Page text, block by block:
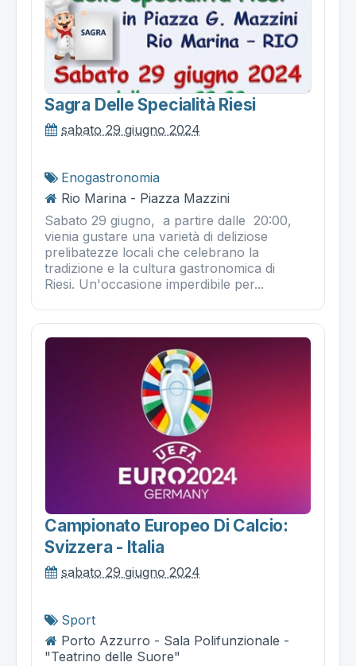
Sagra Delle Specialità Riesi
sabato 29 giugno 2024
Enogastronomia
Rio Marina - Piazza Mazzini
Sabato 29 giugno, a partire dalle 20:00,
vienia gustare una varietà di deliziose
prelibatezze locali che celebrano la
tradizione e la cultura gastronomica di
Riesi. Un'occasione imperdibile per...
Campionato Europeo Di Calcio:
Svizzera - Italia
sabato 29 giugno 2024
Sport
Porto Azzurro - Sala Polifunzionale -
"Teatrino delle Suore"